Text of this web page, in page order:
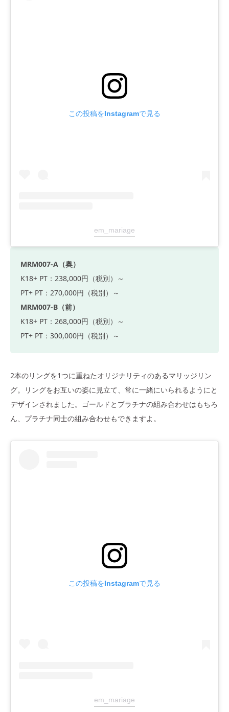
この投稿をInstagramで見る
em_mariage
MRM007-A（奥）
K18+ PT：238,000円（税別）～
PT+ PT：270,000円（税別）～
MRM007-B（前）
K18+ PT：268,000円（税別）～
PT+ PT：300,000円（税別）～
2本のリングを1つに重ねたオリジナリティのあるマリッジリン
グ。リングをお互いの姿に見立て、常に一緒にいられるようにと
デザインされました。ゴールドとプラチナの組み合わせはもちろ
ん、プラチナ同士の組み合わせもできますよ。
この投稿をInstagramで見る
em_mariage